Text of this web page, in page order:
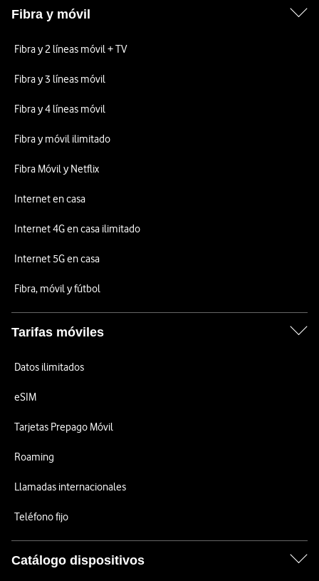
Fibra y móvil
Fibra y 2 líneas móvil + TV
Fibra y 3 líneas móvil
Fibra y 4 líneas móvil
Fibra y móvil ilimitado
Fibra Móvil y Netflix
Internet en casa
Internet 4G en casa ilimitado
Internet 5G en casa
Fibra, móvil y fútbol
Tarifas móviles
Datos ilimitados
eSIM
Tarjetas Prepago Móvil
Roaming
Llamadas internacionales
Teléfono fijo
Catálogo dispositivos